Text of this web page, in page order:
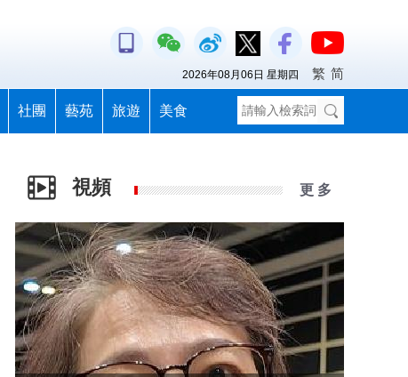
社團 藝苑 旅遊 美食
2026年08月06日 星期四 繁 简
視頻 更 多